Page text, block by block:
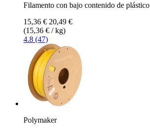
Filamento con bajo contenido de plástico
15,36 € 20,49 €
(15,36 € / kg)
4.8 (47)
Polymaker